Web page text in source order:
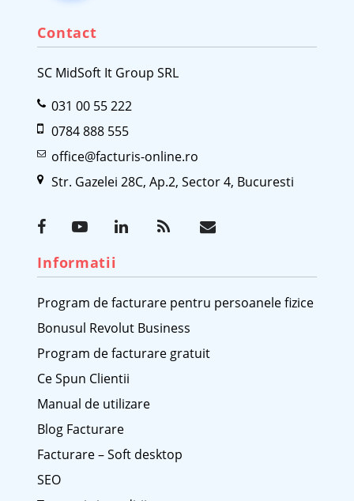
Contact
SC MidSoft It Group SRL
031 00 55 222
0784 888 555
office@facturis-online.ro
Str. Gazelei 28C, Ap.2, Sector 4, Bucuresti
Informatii
Program de facturare pentru persoanele fizice
Bonusul Revolut Business
Program de facturare gratuit
Ce Spun Clientii
Manual de utilizare
Blog Facturare
Facturare – Soft desktop
SEO